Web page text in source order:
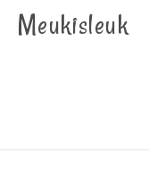
Meukisleuk